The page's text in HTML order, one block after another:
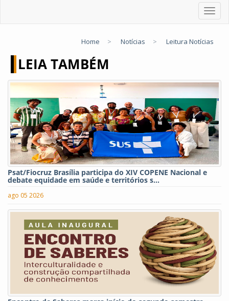
Home > Notícias > Leitura Notícias
LEIA TAMBÉM
Psat/Fiocruz Brasília participa do XIV COPENE Nacional e
debate equidade em saúde e territórios s...
ago 05 2026